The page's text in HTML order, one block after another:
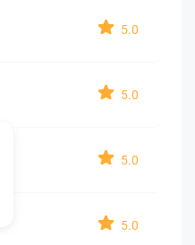
5.0
5.0
5.0
5.0